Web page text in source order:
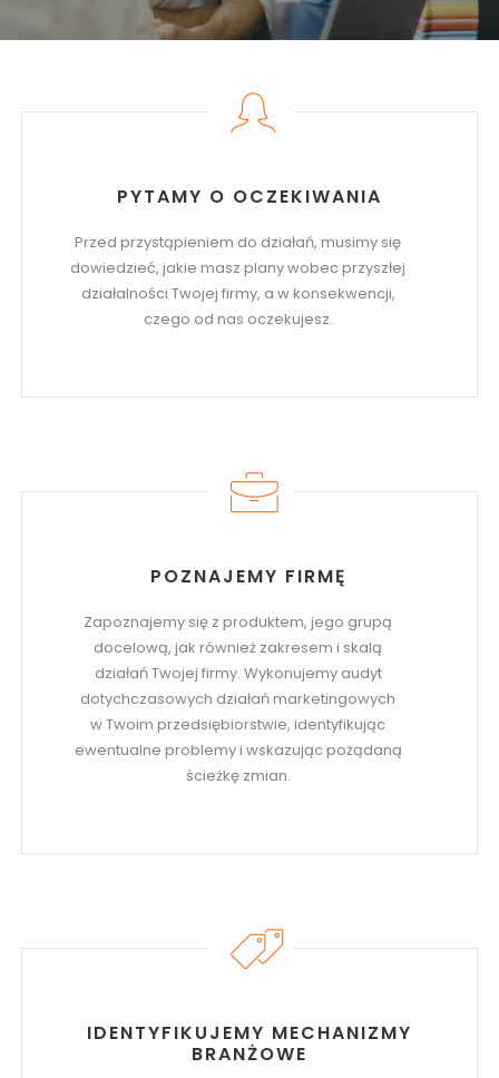
PYTAMY O OCZEKIWANIA
Przed przystąpieniem do działań, musimy się
dowiedzieć, jakie masz plany wobec przyszłej
działalności Twojej firmy, a w konsekwencji,
czego od nas oczekujesz.
POZNAJEMY FIRMĘ
Zapoznajemy się z produktem, jego grupą
docelową, jak również zakresem i skalą
działań Twojej firmy. Wykonujemy audyt
dotychczasowych działań marketingowych
w Twoim przedsiębiorstwie, identyfikując
ewentualne problemy i wskazując pożądaną
ścieżkę zmian.
IDENTYFIKUJEMY MECHANIZMY
BRANŻOWE